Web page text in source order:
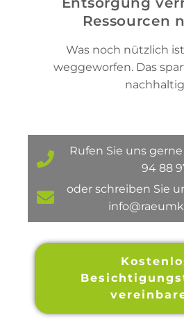
Ressourcen
Was noch nützlich
weggeworfen. Das
Rufen Sie uns
94 88
oder schreiben Sie